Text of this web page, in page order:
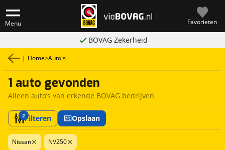
Menu Favorieten
BOVAG Zekerheid
| Home>Auto's
1 auto gevonden
Alleen auto’s van erkende BOVAG bedrijven
2Filteren Opslaan
Nissan NV250